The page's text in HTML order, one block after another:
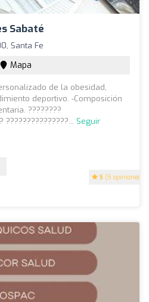
Sabaté
5 (5 opiniones)
Santa Fe
Mapa
de la obesidad,
deportivo. -Composición
????????
???????????????... Seguir